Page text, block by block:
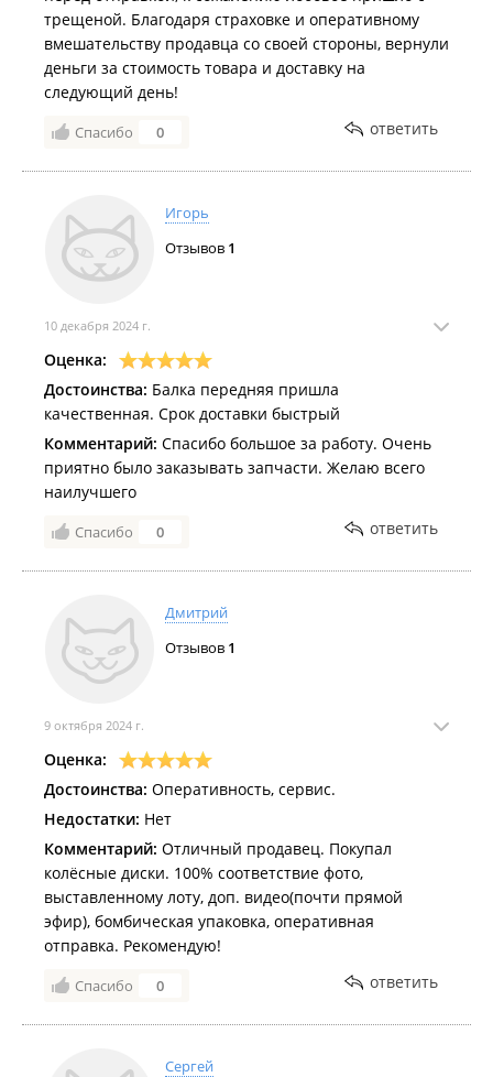
трещеной. Благодаря страховке и оперативному
вмешательству продавца со своей стороны, вернули
деньги за стоимость товара и доставку на
следующий день!
Спасибо 0 ответить
Игорь
Отзывов 1
10 декабря 2024 г.
Оценка:
Достоинства: Балка передняя пришла
качественная. Срок доставки быстрый
Комментарий: Спасибо большое за работу. Очень
приятно было заказывать запчасти. Желаю всего
наилучшего
Спасибо 0 ответить
Дмитрий
Отзывов 1
9 октября 2024 г.
Оценка:
Достоинства: Оперативность, сервис.
Недостатки: Нет
Комментарий: Отличный продавец. Покупал
колëсные диски. 100% соответствие фото,
выставленному лоту, доп. видео(почти прямой
эфир), бомбическая упаковка, оперативная
отправка. Рекомендую!
Спасибо 0 ответить
Сергей